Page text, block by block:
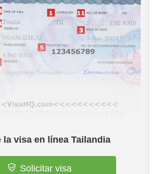
la visa en línea Tailandia
Solicitar visa